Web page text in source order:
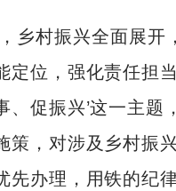
乡村振兴全面展开
定位，强化责任担
、促振兴’这一主题
策，对涉及乡村振
先办理，用铁的纪